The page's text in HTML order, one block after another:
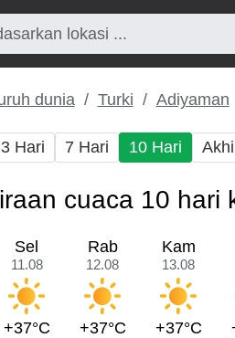
dunia Turki Adiyaman
3 Hari 7 Hari 10 Hari
cuaca 10 hari
Sel
11.08
+37°C
Rab
12.08
+37°C
Kam
13.08
+37°C